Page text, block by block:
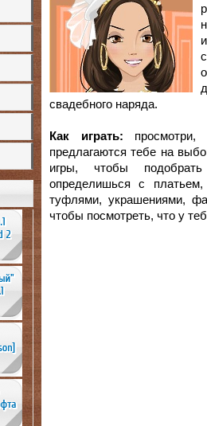
свадебного наряда.
Как играть: просмотри,
предлагаются тебе на
игры, чтобы
определишься с
туфлями, украшениями,
чтобы посмотреть, что у